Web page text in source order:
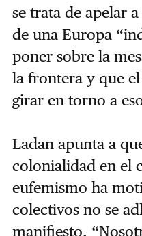
se trata de apelar
de una Europa
poner sobre la
la frontera y que
girar en torno a
Ladan apunta a
colonialidad en el
eufemismo ha
colectivos no se
manifiesto.